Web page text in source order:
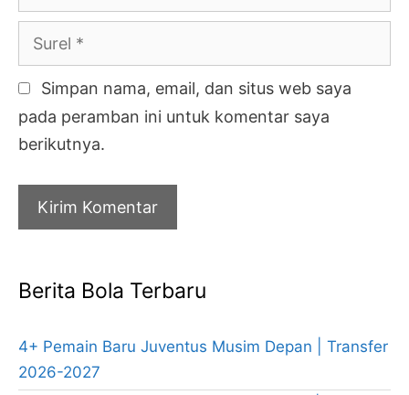
Surel
Simpan nama, email, dan situs web saya
pada peramban ini untuk komentar saya
berikutnya.
Berita Bola Terbaru
4+ Pemain Baru Juventus Musim Depan | Transfer
2026-2027